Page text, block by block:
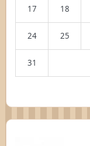
17 18
24 25
31